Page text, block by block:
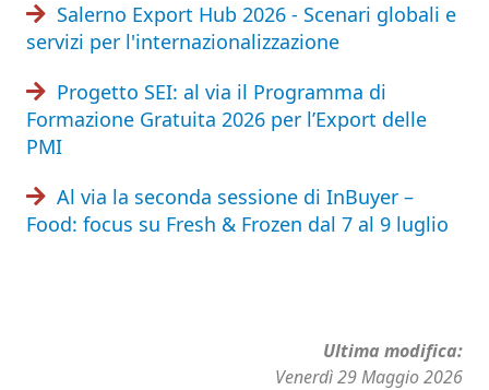
Salerno Export Hub 2026 - Scenari globali e
servizi per l'internazionalizzazione
Progetto SEI: al via il Programma di
Formazione Gratuita 2026 per l’Export delle
PMI
Al via la seconda sessione di InBuyer –
Food: focus su Fresh & Frozen dal 7 al 9 luglio
Ultima modifica
Venerdì 29 Maggio 2026